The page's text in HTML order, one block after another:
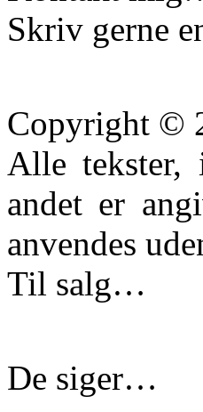
Skriv gerne
Copyright ©
Alle tekster,
andet er
anvendes
Til salg…
De siger…